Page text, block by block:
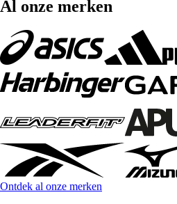
Al onze merken
Ontdek al onze merken